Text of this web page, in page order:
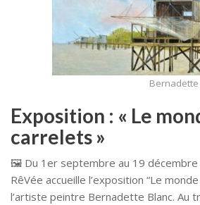
Exposition : « Le
carrelets »
🖼️ Du 1er septembre au 19 décembre
RêVée accueille l’exposition “Le
l’artiste peintre Bernadette Blanc. Au